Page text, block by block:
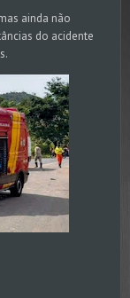
ainda não
do acidente